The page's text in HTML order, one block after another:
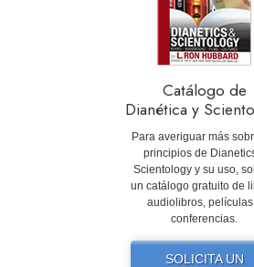
Catálogo de
Dianética y
Para averiguar más
principios de
Scientology y su uso,
un catálogo gratuito de
audiolibros,
conferencias.
SOLICITA UN